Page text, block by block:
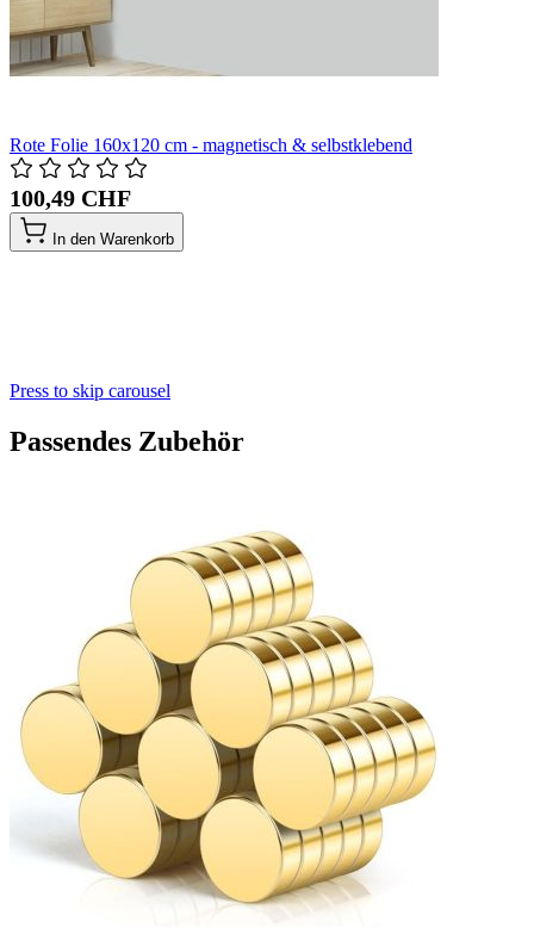
Rote Folie 160x120 cm - magnetisch & selbstklebend
100,49 CHF
In den Warenkorb
Press to skip carousel
Passendes Zubehör